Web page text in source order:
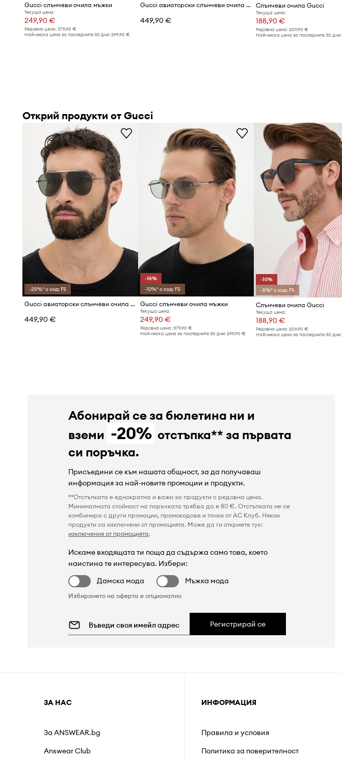
Gucci слънчеви очила мъжки
Текуща цена:
249,90 €
Редовна цена: 379,90 €
Най-ниска цена за последните 30 дни: 299,90 €
Gucci авиаторски слънчеви очила мъжки
449,90 €
Слънчеви очила Gucci
Текуща цена:
188,90 €
Редовна цена: 209,90 €
Най-ниска цена за последните 30 дни:
Открий продукти от Gucci
-25%* с код: FS
Gucci авиаторски слънчеви очила мъжки
449,90 €
-16%
-10%* с код: FS
Gucci слънчеви очила мъжки
Текуща цена:
249,90 €
Редовна цена:379,90 €
Най-ниска цена за последните 30 дни:299,90 €
-10%
-5%* с код: FS
Слънчеви очила Gucci
Текуща цена:
188,90 €
Редовна цена: 209,90 €
Най-ниска цена за последните 30 дни:
Абонирай се за бюлетина ни и
вземи -20% отстъпка** за първата
си поръчка.
Присъедини се към нашата общност, за да получаваш
информация за най-новите промоции и продукти.
**Отстъпката е еднократна и важи за продукти с редовна цена.
Минималната стойност на поръчката трябва да е 80 €. Отстъпката не се
комбинира с други промоции, промокодове и точки от AC Клуб. Някои
продукти са изключени от промоцията. Може да ги откриете тук:
изключения от промоцията.
Искаме входящата ти поща да съдържа само това, което
наистина те интересува. Избери:
Дамска мода
Мъжка мода
Избирането на оферта е опционално
Регистрирай се
ЗА НАС
За ANSWEAR.bg
Answear Club
ИНФОРМАЦИЯ
Правила и условия
Политика за поверителност